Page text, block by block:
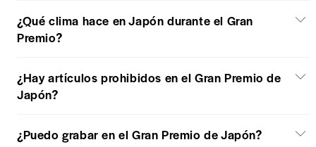
¿Qué clima hace en Japón durante el Gran
Premio?
¿Hay artículos prohibidos en el Gran Premio de
Japón?
¿Puedo grabar en el Gran Premio de Japón?